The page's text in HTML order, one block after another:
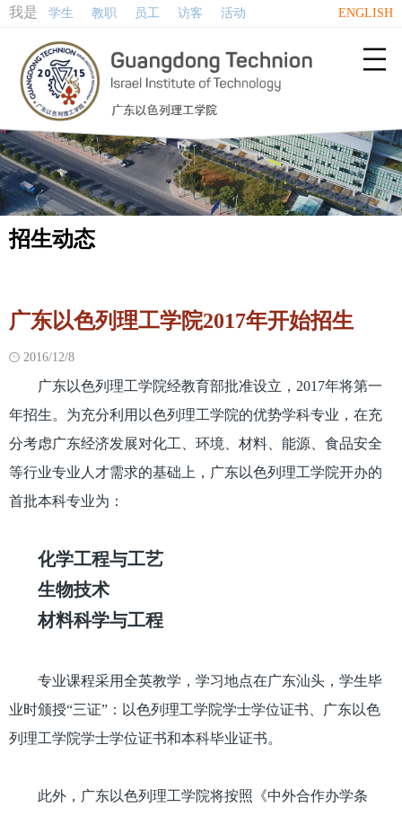
我是 学生 教职 员工 访客 活动 ENGLISH

招生动态
广东以色列理工学院2017年开始招生
 2016/12/8
广东以色列理工学院经教育部批准设立，2017年将第一
年招生。为充分利用以色列理工学院的优势学科专业，在充
分考虑广东经济发展对化工、环境、材料、能源、食品安全
等行业专业人才需求的基础上，广东以色列理工学院开办的
首批本科专业为：
化学工程与工艺
生物技术
材料科学与工程
专业课程采用全英教学，学习地点在广东汕头，学生毕
业时颁授“三证”：以色列理工学院学士学位证书、广东以色
列理工学院学士学位证书和本科毕业证书。
此外，广东以色列理工学院将按照《中外合作办学条